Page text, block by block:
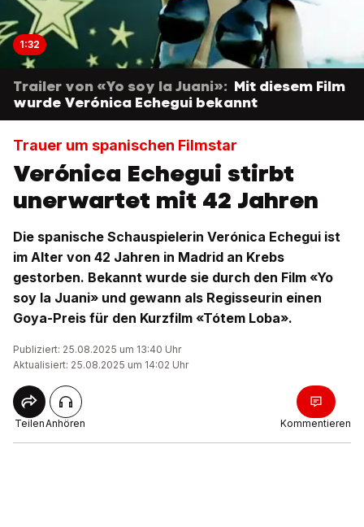
1:32
Trailer von «Yo soy la Juani»: Mit diesem Film
wurde Verónica Echegui bekannt
Trauer um spanischen Filmstar
Verónica Echegui stirbt
unerwartet mit 42 Jahren
Die spanische Schauspielerin Verónica Echegui ist
im Alter von 42 Jahren in Madrid an Krebs
gestorben. Bekannt wurde sie durch den Film «Yo
soy la Juani» und gewann als Regisseurin einen
Goya-Preis für den Kurzfilm «Tótem Loba».
Publiziert: 25.08.2025 um 13:40 Uhr
Aktualisiert: 25.08.2025 um 14:02 Uhr
TeilenAnhören Kommentieren